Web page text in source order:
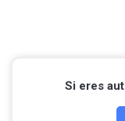
Si eres